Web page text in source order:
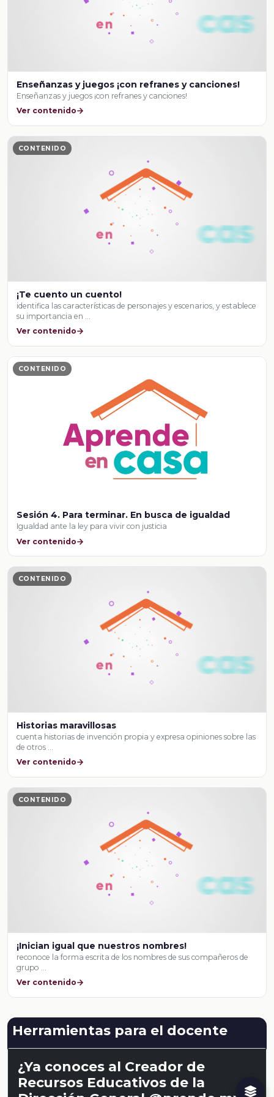
Enseñanzas y juegos ¡con refranes y canciones!
Enseñanzas y juegos ¡con refranes y canciones!
Ver contenido
CONTENIDO
¡Te cuento un cuento!
identifica las características de personajes y escenarios, y establece
su importancia en …
Ver contenido
CONTENIDO
Sesión 4. Para terminar. En busca de igualdad
Igualdad ante la ley para vivir con justicia
Ver contenido
CONTENIDO
Historias maravillosas
cuenta historias de invención propia y expresa opiniones sobre las
de otros …
Ver contenido
CONTENIDO
¡Inician igual que nuestros nombres!
reconoce la forma escrita de los nombres de sus compañeros de
grupo …
Ver contenido
Herramientas para el docente
¿Ya conoces al Creador de
Recursos Educativos de la